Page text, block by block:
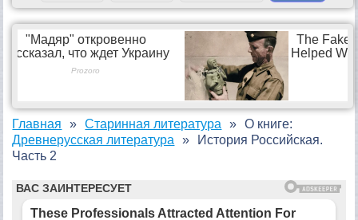
Главная
Старинная литература
Древнерусская литература
О книге:
История Российская.
Часть 2